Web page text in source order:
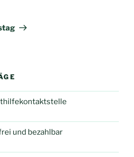
und bezahlbar